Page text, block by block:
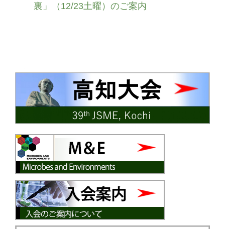
裏」（12/23土曜）のご案内